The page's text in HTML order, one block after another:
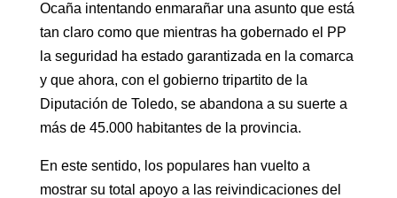
Ocaña intentando enmarañar una asunto que está
tan claro como que mientras ha gobernado el PP
la seguridad ha estado garantizada en la comarca
y que ahora, con el gobierno tripartito de la
Diputación de Toledo, se abandona a su suerte a
más de 45.000 habitantes de la provincia.
En este sentido, los populares han vuelto a
mostrar su total apoyo a las reivindicaciones del